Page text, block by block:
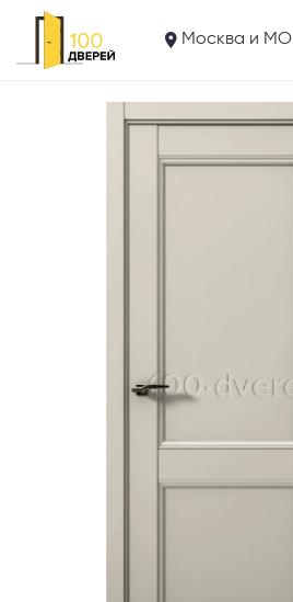
Москва и МО
Межкомнатная дверь
Призм 25 Силк Грей глухая